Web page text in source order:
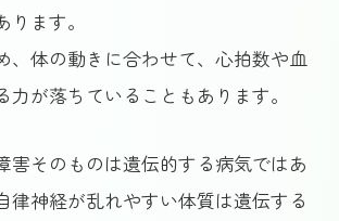
ます。
、体の動きに合わせて、心拍数や血
力が落ちていることもあります。
害そのものは遺伝的する病気ではあ
律神経が乱れやすい体質は遺伝する